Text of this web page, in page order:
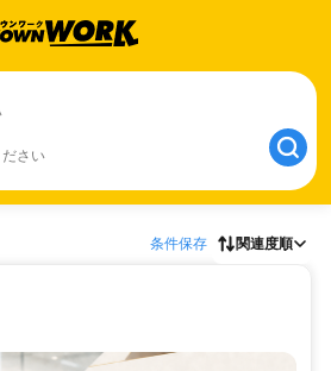
さい
条件保存 関連度順